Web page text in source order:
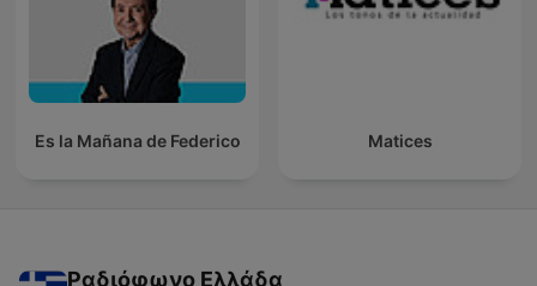
Es la Mañana de Federico Matices
Ραδιόφωνο Ελλάδα